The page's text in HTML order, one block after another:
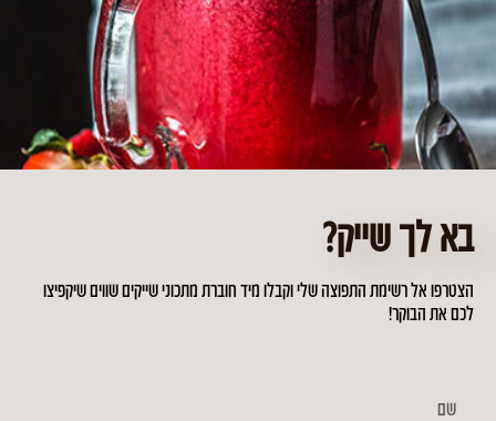
נשנוש במיה מהיר וממכר
זמן הכנה: רבע שעה
דרגת קושי: קל
סוג מתכון: טבעוני
קטגוריה: מתכונים
בא לך שייק?
הצטרפו אל רשימת התפוצה שלי וקבלו מיד חוברת מתכוני שייקים שווים שיקפיצו
לכם את הבוקר!